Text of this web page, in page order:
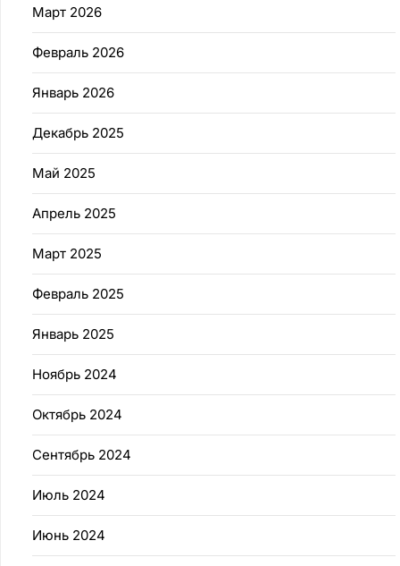
Март 2026
Февраль 2026
Январь 2026
Декабрь 2025
Май 2025
Апрель 2025
Март 2025
Февраль 2025
Январь 2025
Ноябрь 2024
Октябрь 2024
Сентябрь 2024
Июль 2024
Июнь 2024